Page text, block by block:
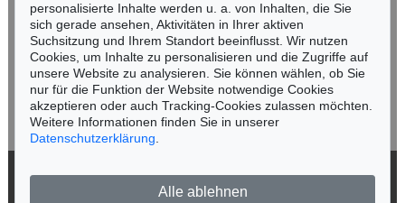
Jetzt zum Newsletter anmelden >
personalisierte Inhalte werden u. a. von Inhalten, die Sie
sich gerade ansehen, Aktivitäten in Ihrer aktiven
Suchsitzung und Ihrem Standort beeinflusst. Wir nutzen
Cookies, um Inhalte zu personalisieren und die Zugriffe auf
unsere Website zu analysieren. Sie können wählen, ob Sie
nur für die Funktion der Website notwendige Cookies
akzeptieren oder auch Tracking-Cookies zulassen möchten.
Weitere Informationen finden Sie in unserer
Datenschutzerklärung
Alle ablehnen